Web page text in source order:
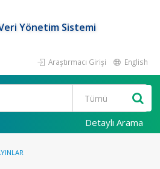
Yönetim Sistemi
Araştırmacı Girişi English
Detaylı Arama